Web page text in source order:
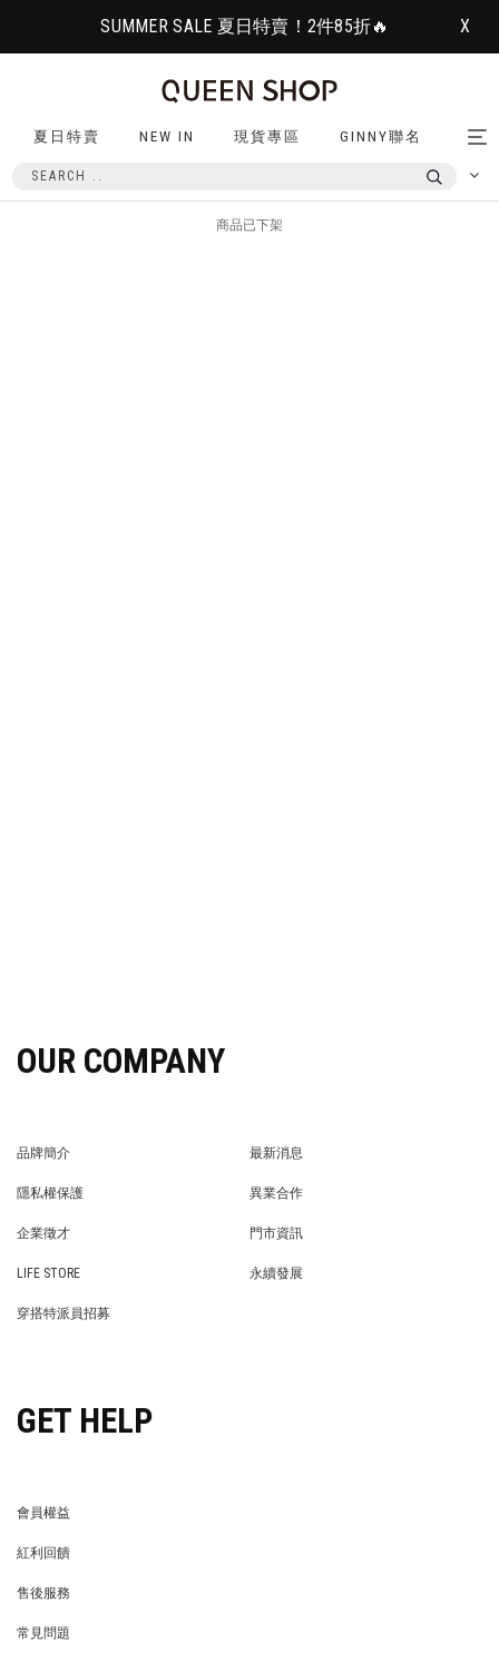
SUMMER SALE 夏日特賣！2件85折🔥 X
夏日特賣 NEW IN 現貨專區 GINNY聯名
商品已下架
OUR COMPANY
品牌簡介
最新消息
隱私權保護
異業合作
企業徵才
門市資訊
LIFE STORE
永續發展
穿搭特派員招募
GET HELP
會員權益
紅利回饋
售後服務
常見問題